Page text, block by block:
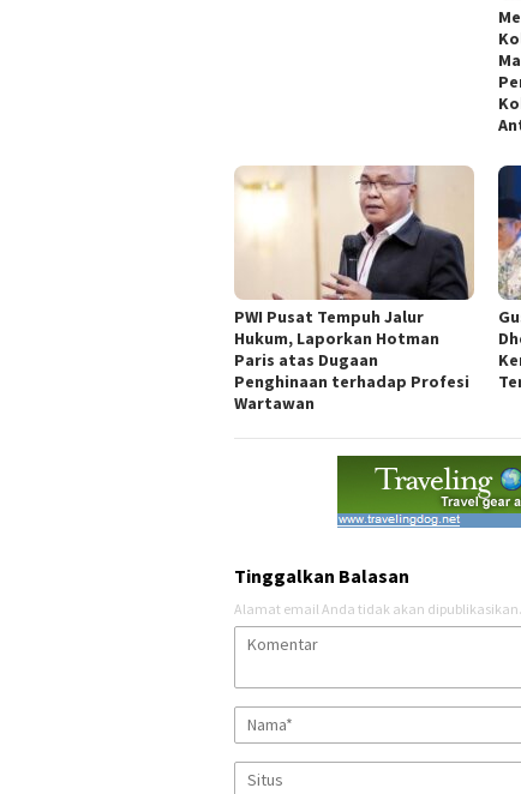
PWI Pusat Tempuh Jalur
Hukum, Laporkan Hotman
Paris atas Dugaan
Penghinaan terhadap Profesi
Wartawan
Tinggalkan Balasan
Alamat email Anda tidak akan dipublikasikan.